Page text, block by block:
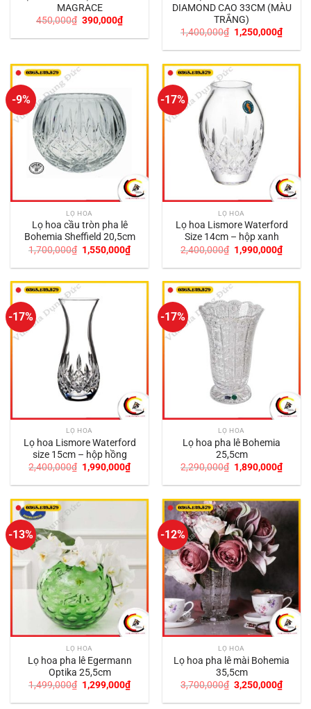
MAGRACE
450,000₫ Giá
là:
390,000₫Giá
hiện
tại
DIAMOND CAO 33CM (MÀU
TRẮNG)
1,400,000₫ Giá
gốc
là:
1,250,000₫Giá
hiện
tại
-9%
LỌ HOA
Lọ hoa cầu tròn pha lê
Bohemia Sheffield 20,5cm
1,700,000₫ Giá
gốc
là:
1,550,000₫Giá
hiện
tại
1,550,000₫.
-17%
LỌ HOA
Lọ hoa Lismore Waterford
Size 14cm – hộp xanh
2,400,000₫ Giá
gốc
là:
1,990,000₫Giá
hiện
tại
-17%
LỌ HOA
Lọ hoa Lismore Waterford
size 15cm – hộp hồng
2,400,000₫ Giá
gốc
là:
1,990,000₫Giá
hiện
tại
1,990,000₫.
-17%
LỌ HOA
Lọ hoa pha lê Bohemia
25,5cm
2,290,000₫ Giá
gốc
là:
1,890,000₫Giá
hiện
tại
-13%
LỌ HOA
Lọ hoa pha lê Egermann
Optika 25,5cm
1,499,000₫ Giá
gốc
là:
1,299,000₫Giá
hiện
tại
-12%
LỌ HOA
Lọ hoa pha lê mài Bohemia
35,5cm
3,700,000₫ Giá
gốc
là:
3,250,000₫Giá
hiện
tại